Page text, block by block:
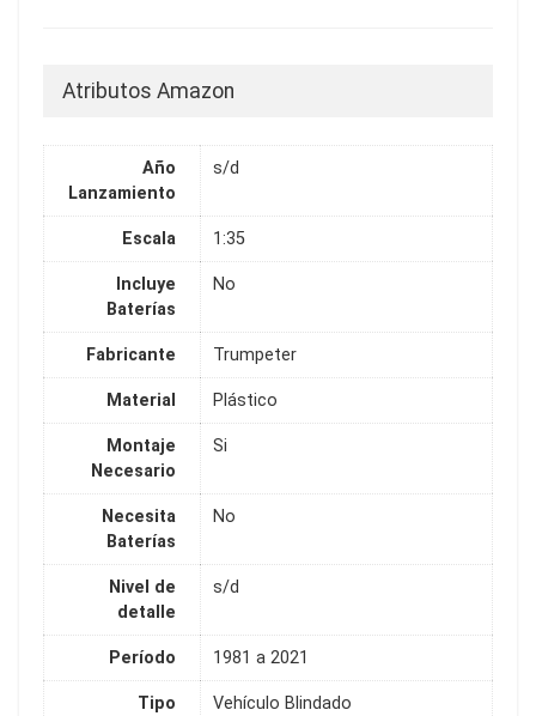
Atributos Amazon
Año
Lanzamiento
s/d
Escala 1:35
Incluye
Baterías
No
Fabricante Trumpeter
Material Plástico
Montaje
Necesario
Si
Necesita
Baterías
No
Nivel de
detalle
s/d
Período 1981 a 2021
Tipo Vehículo Blindado